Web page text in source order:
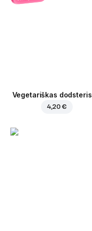
Vegetariškas dodsteris
4,20 €